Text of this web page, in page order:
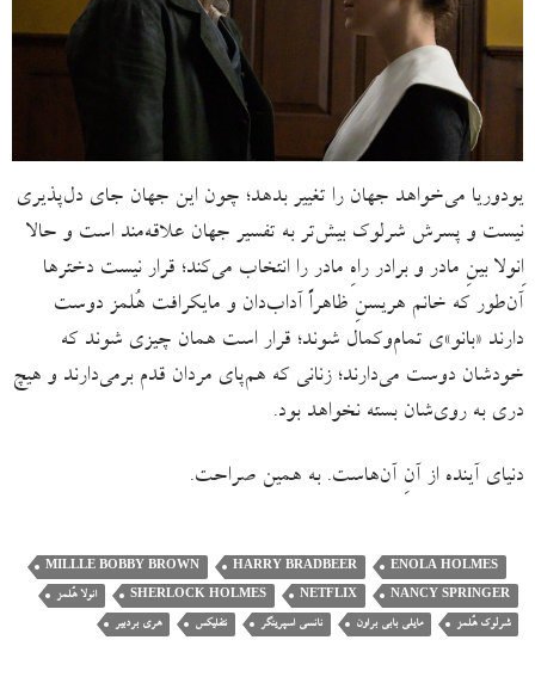
یودوریا می‌خواهد جهان را تغییر بدهد؛ چون این جهان جای دل‌پذیری
نیست و پسرش شرلوک بیش‌تر به تفسیر جهان علاقه‌مند است و حالا
اِنولا بینِ مادر و برادر راهِ مادر را انتخاب می‌کند؛ قرار نیست دخترها
آن‌طور که خانم هریسنِ ظاهراً آداب‌دان و مایکرافت هُلمز دوست
دارند «بانو»ی تمام‌وکمال شوند؛ قرار است همان چیزی شوند که
خودشان دوست می‌دارند؛ زنانی که هم‌پای مردان قدم برمی‌دارند و هیچ
دری به روی‌شان بسته نخواهد بود.
دنیای آینده از آنِ آن‌هاست. به همین صراحت.
ENOLA HOLMES
HARRY BRADBEER
MILLLE BOBBY BROWN
NANCY SPRINGER
NETFLIX
SHERLOCK HOLMES انولا هُلمز
شرلوک هُلمز مایلی بابی براون نانسی اسپرینگر نتفلیکس هری بردبیر